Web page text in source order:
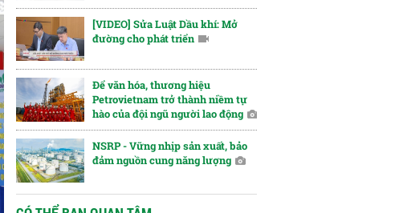
[VIDEO] Sửa Luật Dầu khí: Mở
đường cho phát triển
Để văn hóa, thương hiệu
Petrovietnam trở thành niềm tự
hào của đội ngũ người lao động
NSRP - Vững nhịp sản xuất, bảo
đảm nguồn cung năng lượng